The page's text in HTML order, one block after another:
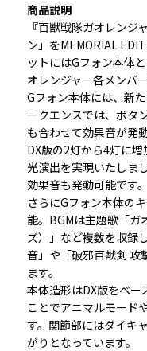
商品説明
『百獣戦隊ガオレンジ
ン」をMEMORIAL
ットにはGフォン本体
オレンジャー各メンバ
Gフォン本体には、新
ークエンスでは、ボタ
も合わせて効果音が発
DX版の2灯から4灯に
光演出を実現いたしま
効果音も発動可能です。
さらにGフォン本体の
能。BGMは主題歌「ガ
ズ）」など複数を収録
音」や「破邪百獣剣 攻
ます。
本体造形はDX版をベー
ことでアニマルモード
す。関節部にはダイキ
がりとなっています。